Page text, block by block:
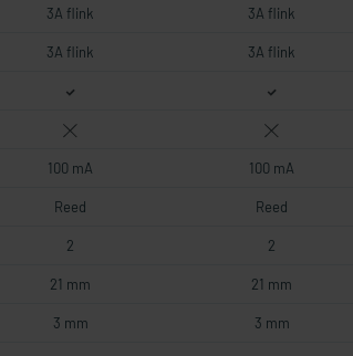
3A flink 3A flink
3A flink 3A flink
100 mA 100 mA
Reed Reed
2 2
21 mm 21 mm
3 mm 3 mm